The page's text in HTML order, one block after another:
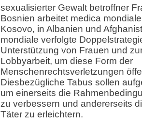
sexualisierter Gewalt betroffner
Bosnien arbeitet medica
Kosovo, in Albanien und
mondiale verfolgte
Unterstützung von Frauen und
Lobbyarbeit, um diese Form der
Menschenrechtsverletzungen
Diesbezügliche Tabus sollen
um einerseits die
zu verbessern und andererseits
Täter zu erleichtern.